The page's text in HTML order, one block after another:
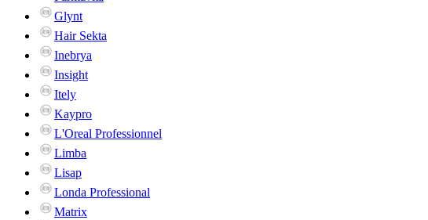
Glynt
Hair Sekta
Inebrya
Insight
Itely
Kaypro
L'Oreal Professionnel
Limba
Lisap
Londa Professional
Matrix